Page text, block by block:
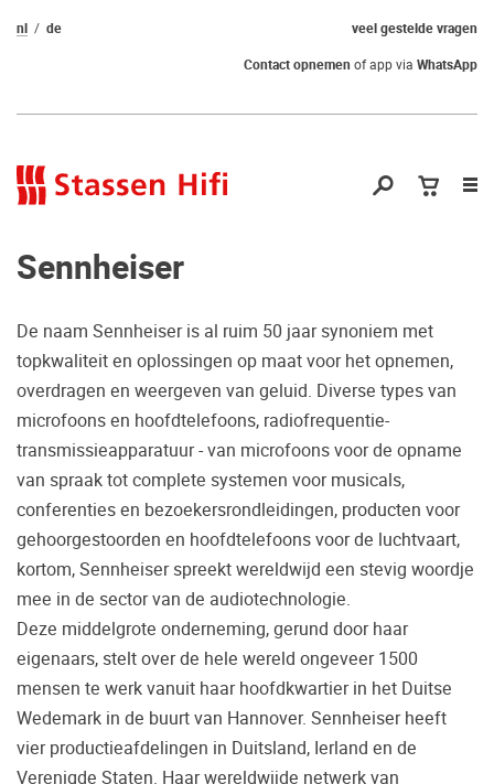
Nog geen keuze
gemaakt?
Waarom komt u niet bij ons luisteren?
Zo maakt u zeker de juiste keuze.
Vaak worden er producten gekocht op
aanraden van derden of bijvoorbeeld een
review.
Helaas blijkt dat velen spijt hebben van hun
beslissing en hun smaak toch anders is dan
wat er geadviseerd is. Daarom bieden wij u
de mogelijkheid om de door u gewenste
apparatuur vooraf in ons Palazzo
Maak een luisterafspraak.
veel gestelde vragen
nl
de
Contact opnemenof app via WhatsApp
Sennheiser
De naam Sennheiser is al ruim 50 jaar synoniem met
topkwaliteit en oplossingen op maat voor het opnemen,
overdragen en weergeven van geluid. Diverse types van
microfoons en hoofdtelefoons, radiofrequentie-
transmissieapparatuur - van microfoons voor de opname
van spraak tot complete systemen voor musicals,
conferenties en bezoekersrondleidingen, producten voor
gehoorgestoorden en hoofdtelefoons voor de luchtvaart,
kortom, Sennheiser spreekt wereldwijd een stevig woordje
mee in de sector van de audiotechnologie.
Deze middelgrote onderneming, gerund door haar
eigenaars, stelt over de hele wereld ongeveer 1500
mensen te werk vanuit haar hoofdkwartier in het Duitse
Wedemark in de buurt van Hannover. Sennheiser heeft
vier productieafdelingen in Duitsland, Ierland en de
Verenigde Staten. Haar wereldwijde netwerk van